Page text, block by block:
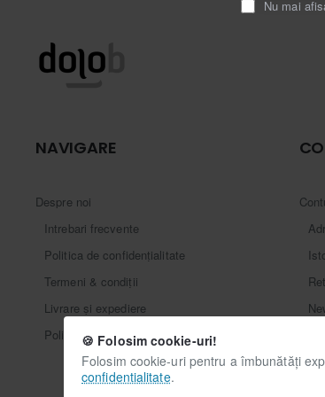
Nu mai
🍪 Folosim cookie-uri!
Folosim cookie-uri pentru a îmbunătăți
confidentialitate.
NAVIGARE
Despre noi
Intrebari frecvente
Politica de confidențialitate
Termeni & condiții
Livrare și expediere
Politica cookie